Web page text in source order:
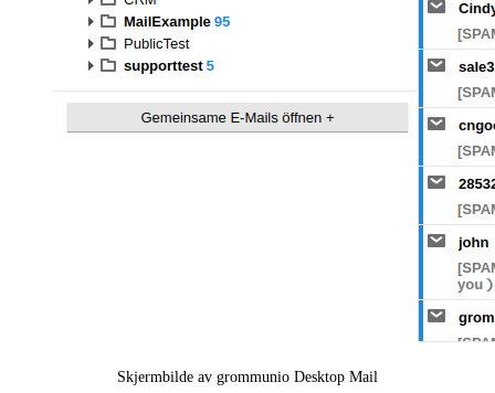
Skjermbilde av grommunio Desktop Mail